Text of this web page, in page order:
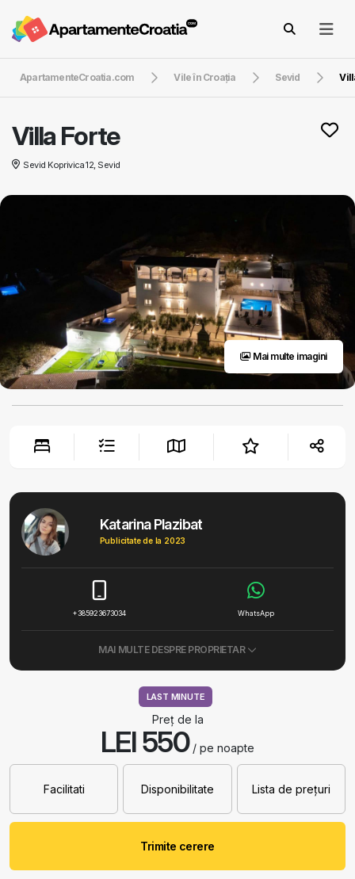
ApartamenteCroatia.com Vile în Croaţia Sevid
Villa Forte
Sevid Koprivica 12, Sevid
Mai multe imagini
Katarina Plazibat
Publicitate de la 2023
+385923673034 WhatsApp
MAI MULTE DESPRE PROPRIETAR
LAST MINUTE
Preț de la
LEI 550/ pe noapte
Facilitati Disponibilitate Lista de prețuri
Trimite cerere